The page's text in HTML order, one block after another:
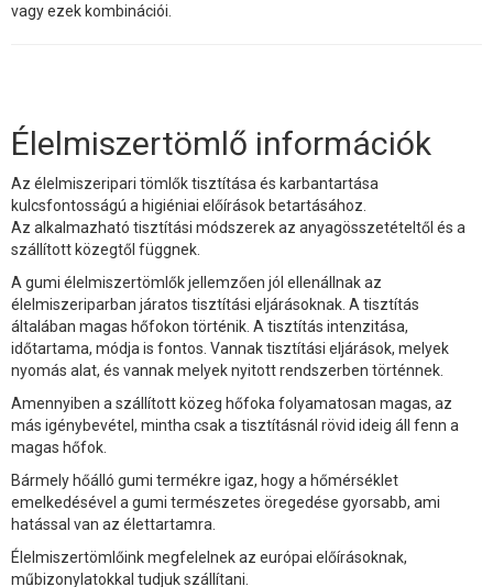
vagy ezek kombinációi.
Élelmiszertömlő információk
Az élelmiszeripari tömlők tisztítása és karbantartása
kulcsfontosságú a higiéniai előírások betartásához.
Az alkalmazható tisztítási módszerek az anyagösszetételtől és a
szállított közegtől függnek.
A gumi élelmiszertömlők jellemzően jól ellenállnak az
élelmiszeriparban járatos tisztítási eljárásoknak. A tisztítás
általában magas hőfokon történik. A tisztítás intenzitása,
időtartama, módja is fontos. Vannak tisztítási eljárások, melyek
nyomás alat, és vannak melyek nyitott rendszerben történnek.
Amennyiben a szállított közeg hőfoka folyamatosan magas, az
más igénybevétel, mintha csak a tisztításnál rövid ideig áll fenn a
magas hőfok.
Bármely hőálló gumi termékre igaz, hogy a hőmérséklet
emelkedésével a gumi természetes öregedése gyorsabb, ami
hatással van az élettartamra.
Élelmiszertömlőink megfelelnek az európai előírásoknak,
műbizonylatokkal tudjuk szállítani.